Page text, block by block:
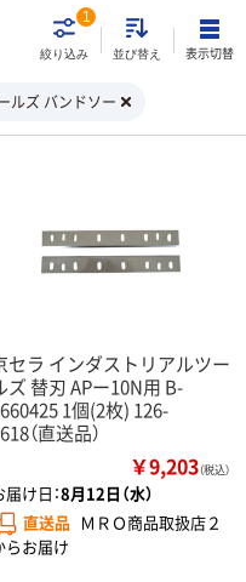
絞り込み
1
並び替え 表示切替
ルズ バンドソー
セラ インダストリアルツー
ズ 替刃 APー10N用 B-
1個(2枚) 126-
（直送品）
￥9,203（税込）
届け日：8月12日（水）
直送品 ＭＲＯ商品取扱店２
らお届け